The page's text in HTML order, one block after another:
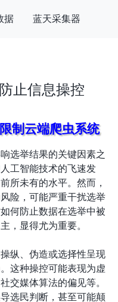
据 蓝天采集器
止信息操控
制云端爬虫系统
选举结果的关键因素之
工智能技术的飞速发
所未有的水平。然而，
险，可能严重干扰选举
何防止数据在选举中被
，显得尤为重要。
纵、伪造或选择性呈现
这种操控可能表现为虚
交媒体算法的偏见等。
选民判断，甚至可能颠